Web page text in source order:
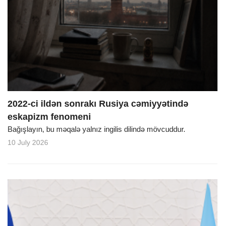
2022-ci ildən sonrakı Rusiya cəmiyyətində
eskapizm fenomeni
Bağışlayın, bu məqalə yalnız ingilis dilində mövcuddur.
10 July 2026